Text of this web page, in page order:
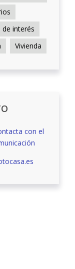
de interés
Vivienda
con el